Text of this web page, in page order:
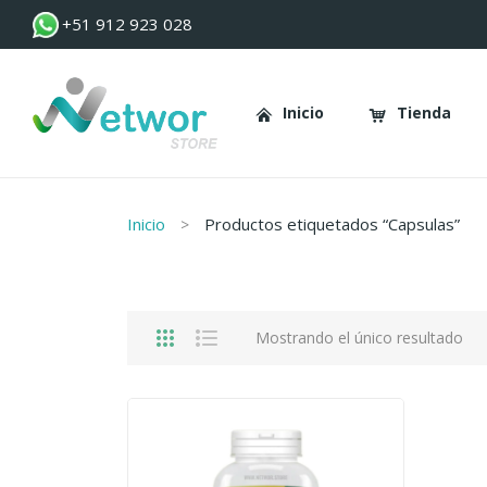
+51 912 923 028
Inicio Tienda
Inicio Tienda
Inicio Productos etiquetados “Capsulas”
Mostrando el único resultado